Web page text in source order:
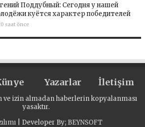
Поддубный: Сегодня у нашей
куётся характер победителей
saat önce
Yazarlar İletişim
izin almadan haberlerin kopyalanması
yasaktır.
| Developer By; BEYNSOFT